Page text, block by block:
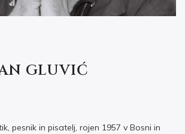
GLUVIĆ
pesnik in pisatelj, rojen 1957 v Bosni in